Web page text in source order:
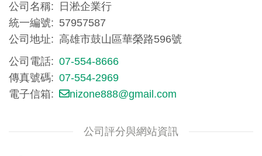
公司名稱
日淞企業行
統一編號
57957587
公司地址
高雄市鼓山區華榮路596號
公司電話
07-554-8666
傳真號碼
07-554-2969
電子信箱
nizone888@gmail.com
公司評分與網站資訊